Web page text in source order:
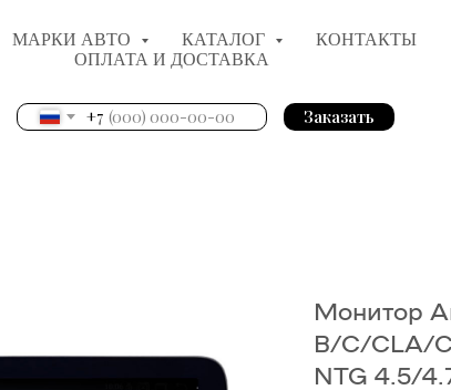
МАРКИ АВТО КАТАЛОГ
КОНТАКТЫ
ОПЛАТА И ДОСТАВКА
+7 Заказать
Монитор
B/C/CLA/
NTG 4.5/